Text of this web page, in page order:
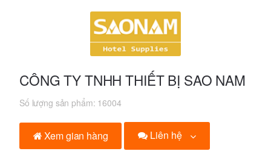
CÔNG TY TNHH THIẾT BỊ SAO NAM
Số lượng sản phẩm: 16004
Xem gian hàng Liên hệ